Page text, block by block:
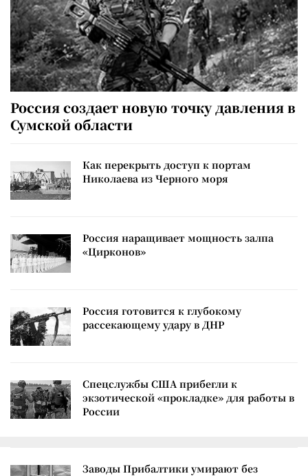
Россия создает новую точку давления в
Сумской области
Как перекрыть доступ к портам
Николаева из Черного моря
Россия наращивает мощность залпа
«Цирконов»
Россия готовится к глубокому
рассекающему удару в ДНР
Спецслужбы США прибегли к
экзотической «прокладке» для работы в
России
Заводы Прибалтики умирают без